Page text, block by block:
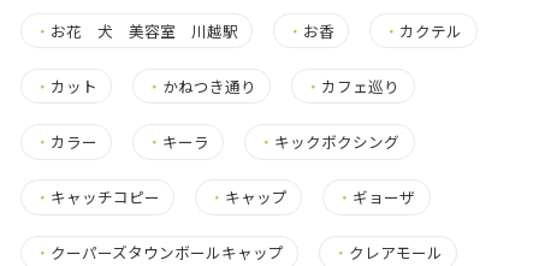
・ お花 犬 美容室 川越駅 ・ お香 ・ カクテル
・ カット ・ かねつき通り ・ カフェ巡り
・ カラー ・ キーラ ・ キックボクシング
・ キャッチコピー ・ キャップ ・ ギョーザ
・ クーパーズタウンボールキャップ ・ クレアモール